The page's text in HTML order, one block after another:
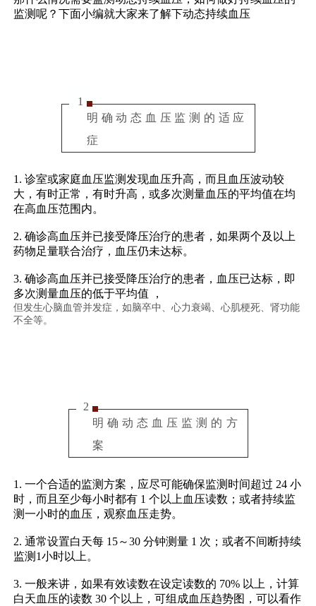
监测呢？下面小编就大家来了解下动态持续血压
1
明确动态血压监测的适应
症
1. 诊室或家庭血压监测发现血压升高，而且血压波动较
大，有时正常，有时升高，或多次测量血压的平均值在均
在高血压范围内。
2. 确诊高血压并已接受降压治疗的患者，如果两个及以上
药物足量联合治疗，血压仍未达标。
3. 确诊高血压并已接受降压治疗的患者，血压已达标，即
多次测量血压的低于平均值 ，
但发生心脑血管并发症，如脑卒中、心力衰竭、心肌梗死、肾功能
不全等。
2
明确动态血压监测的方
案
1. 一个合适的监测方案，应尽可能确保监测时间超过 24 小
时，而且至少每小时都有 1 个以上血压读数；或者持续监
测一小时的血压，观察血压走势。
2. 通常设置白天每 15～30 分钟测量 1 次；或者不间断持续
监测1小时以上。
3. 一般来讲，如果有效读数在设定读数的 70% 以上，计算
白天血压的读数 30 个以上，可组成血压趋势图，可以看作